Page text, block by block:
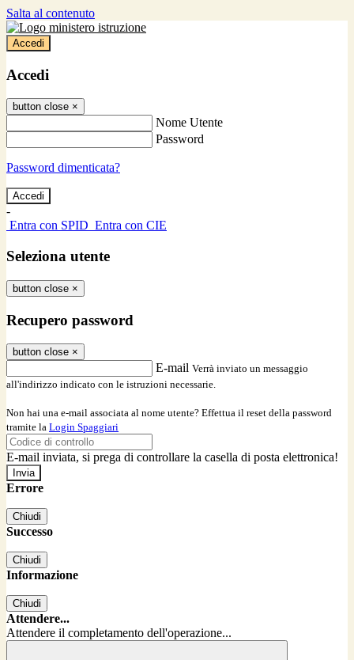
Salta al contenuto
Accedi
Accedi
button close ×
Nome Utente
Password
Password dimenticata?
-
Entra con SPID Entra con CIE
Seleziona utente
button close ×
Recupero password
button close ×
E-mail Verrà inviato un messaggio
all'indirizzo indicato con le istruzioni necessarie.
Non hai una e-mail associata al nome utente? Effettua il reset della password
tramite la Login Spaggiari
E-mail inviata, si prega di controllare la casella di posta elettronica!
Errore
Chiudi
Successo
Chiudi
Informazione
Chiudi
Attendere...
Attendere il completamento dell'operazione...